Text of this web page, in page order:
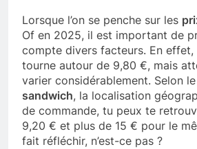
Lorsque l’on se penche sur les
Of en 2025, il est important de
compte divers facteurs. En
tourne autour de 9,80 €, mais
varier considérablement. Selon le
sandwich, la localisation
de commande, tu peux te
9,20 € et plus de 15 € pour le
fait réfléchir, n’est-ce pas ?